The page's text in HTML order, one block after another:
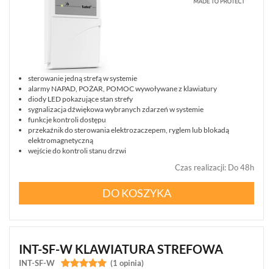
STEROWNIKI
RADIOWE
(15)
MONITORING
ALARMOWY
(20)
(32)
sterowanie jedną strefą w systemie
alarmy NAPAD, POŻAR, POMOC wywoływane z klawiatury
diody LED pokazujące stan strefy
sygnalizacja dźwiękowa wybranych zdarzeń w systemie
funkcje kontroli dostępu
przekaźnik do sterowania elektrozaczepem, ryglem lub blokadą
elektromagnetyczną
wejście do kontroli stanu drzwi
Czas realizacji: Do 48h
DO KOSZYKA
INT-SF-W KLAWIATURA STREFOWA
INT-SF-W 
 (1 opinia)